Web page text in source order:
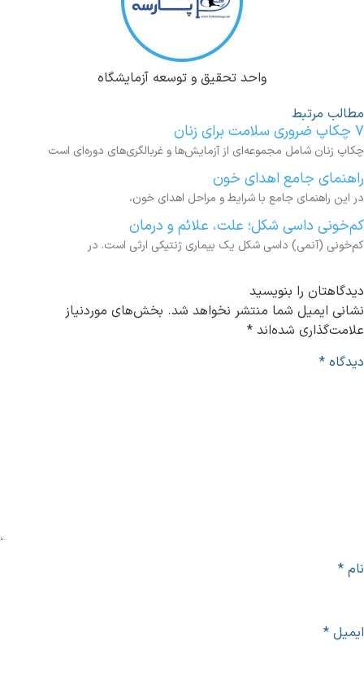
واحد تحقیق و توسعه آزمایشگاه
مطالب مرتبط
۷ چکاپ ضروری سلامت برای زنان
چکاپ زنان شامل مجموعه‌ای از آزمایش‌ها و غربالگری‌های دوره‌ای است
راهنمای جامع اهدای خون
در این راهنمای جامع با شرایط و مراحل اهدای خون،
کم‌خونی داسی‌ شکل؛ علت، علائم و درمان
کم‌خونی (آنمی) داسی‌ شکل یک بیماری ژنتیکی ارثی است. در
دیدگاهتان را بنویسید
نشانی ایمیل شما منتشر نخواهد شد. بخش‌های موردنیاز
علامت‌گذاری شده‌اند *
دیدگاه *
نام *
ایمیل *